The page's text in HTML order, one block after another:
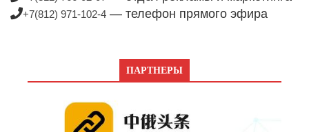
+7(812) 971-102-4 — телефон прямого эфира
ПАРТНЕРЫ